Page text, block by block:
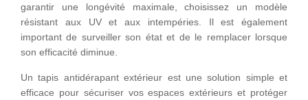
garantir une longévité maximale, choisissez un modèle
résistant aux UV et aux intempéries. Il est également
important de surveiller son état et de le remplacer lorsque
son efficacité diminue.
Un tapis antidérapant extérieur est une solution simple et
efficace pour sécuriser vos espaces extérieurs et protéger